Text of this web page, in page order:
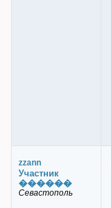
zzann
Участник
������
Севастополь